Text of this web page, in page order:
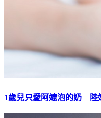
1歲兒只愛阿嬤泡的奶 陸